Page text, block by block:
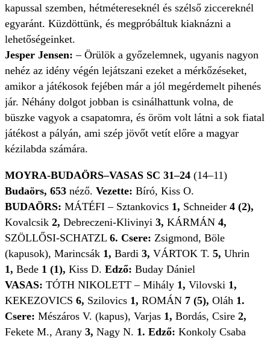
kapussal szemben, hétmétereseknél és szélső ziccereknél
egyaránt. Küzdöttünk, és megpróbáltuk kiaknázni a
lehetőségeinket.
Jesper Jensen: – Örülök a győzelemnek, ugyanis nagyon
nehéz az idény végén lejátszani ezeket a mérkőzéseket,
amikor a játékosok fejében már a jól megérdemelt pihenés
jár. Néhány dolgot jobban is csinálhattunk volna, de
büszke vagyok a csapatomra, és öröm volt látni a sok fiatal
játékost a pályán, ami szép jövőt vetít előre a magyar
kézilabda számára.
MOYRA-BUDAÖRS–VASAS SC 31–24 (14–11)
Budaörs, 653 néző. Vezette: Bíró, Kiss O.
BUDAÖRS: MÁTÉFI – Sztankovics 1, Schneider 4 (2),
Kovalcsik 2, Debreczeni-Klivinyi 3, KÁRMÁN 4,
SZÖLLŐSI-SCHATZL 6. Csere: Zsigmond, Böle
(kapusok), Marincsák 1, Bardi 3, VÁRTOK T. 5, Uhrin
1, Bede 1 (1), Kiss D. Edző: Buday Dániel
VASAS: TÓTH NIKOLETT – Mihály 1, Vilovski 1,
KEKEZOVICS 6, Szilovics 1, ROMÁN 7 (5), Oláh 1.
Csere: Mészáros V. (kapus), Varjas 1, Bordás, Csire 2,
Fekete M., Arany 3, Nagy N. 1. Edző: Konkoly Csaba